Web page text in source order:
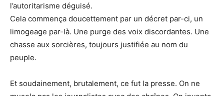
l’autoritarisme déguisé.
Cela commença doucettement par un décret par-ci, un
limogeage par-là. Une purge des voix discordantes. Une
chasse aux sorcières, toujours justifiée au nom du
peuple.
Et soudainement, brutalement, ce fut la presse. On ne